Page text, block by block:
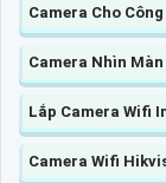
Camera Cho
Camera Nhìn
Lắp Camera Wifi
Camera Wifi